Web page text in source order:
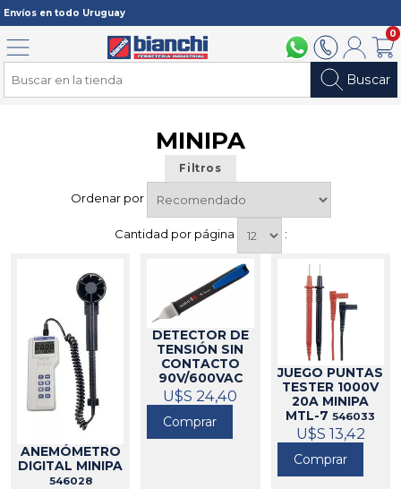
Envíos en todo Uruguay
094 211 1122902 2902Mi cuenta
0
Buscar
Menú
MINIPA
Filtros
Ordenar por
Cantidad por página :
ANEMÓMETRO
DIGITAL MINIPA
546028
DETECTOR DE
TENSIÓN SIN
CONTACTO
90V/600VAC
MINIPA546016
U$S 24,40
Comprar
JUEGO PUNTAS
TESTER 1000V
20A MINIPA
MTL-7546033
U$S 13,42
Comprar